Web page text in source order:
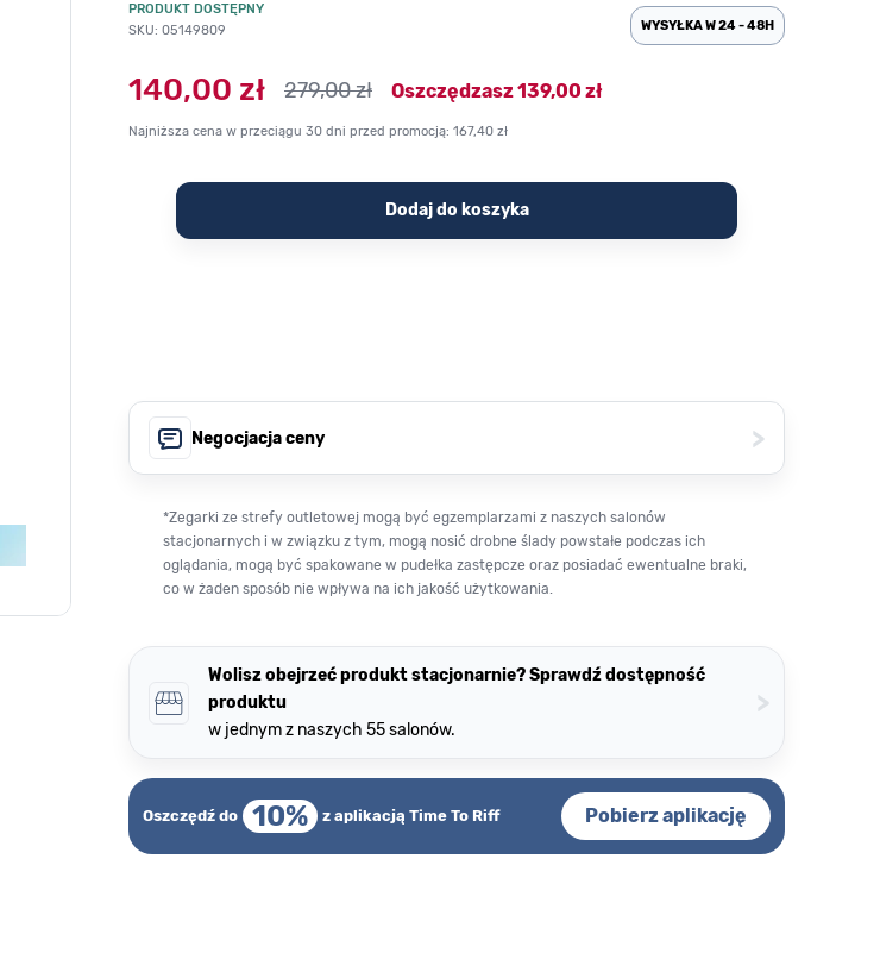
PRODUKT DOSTĘPNY
SKU: 05149809
WYSYŁKA W 24 - 48H
140,00 zł 279,00 zł Oszczędzasz139,00 zł
Najniższa cena w przeciągu 30 dni przed promocją: 167,40 zł
Dodaj do koszyka
Negocjacja ceny >
*Zegarki ze strefy outletowej mogą być egzemplarzami z naszych salonów
stacjonarnych i w związku z tym, mogą nosić drobne ślady powstałe podczas ich
oglądania, mogą być spakowane w pudełka zastępcze oraz posiadać ewentualne braki,
co w żaden sposób nie wpływa na ich jakość użytkowania.
Wolisz obejrzeć produkt stacjonarnie? Sprawdź dostępność
produktu
w jednym z naszych 55 salonów.
>
Oszczędź do 10% z aplikacją Time To Riff Pobierz aplikację